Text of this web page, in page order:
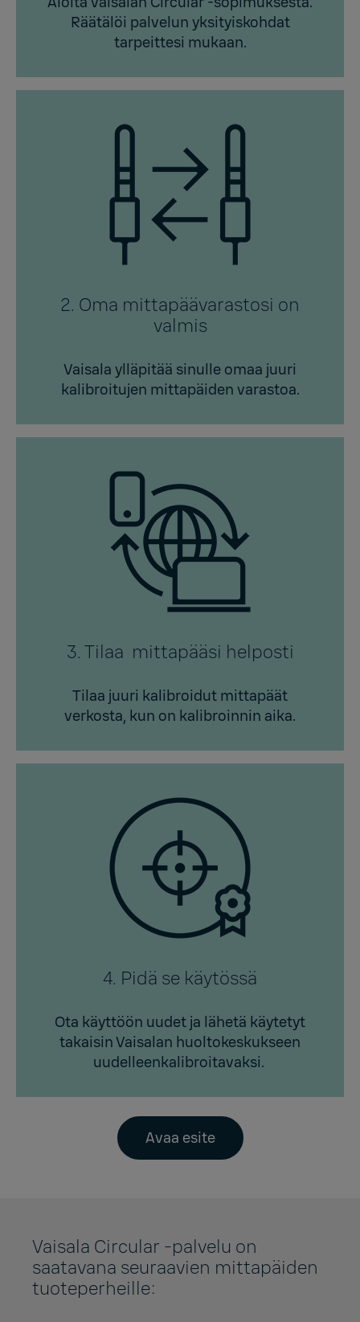
Räätälöi palvelun yksityiskohdat
tarpeittesi mukaan.
2. Oma mittapäävarastosi on
valmis
Vaisala ylläpitää sinulle omaa juuri
kalibroitujen mittapäiden varastoa.
3. Tilaa mittapääsi helposti
Tilaa juuri kalibroidut mittapäät
verkosta, kun on kalibroinnin aika.
4. Pidä se käytössä
Ota käyttöön uudet ja lähetä käytetyt
takaisin Vaisalan huoltokeskukseen
uudelleenkalibroitavaksi.
Avaa esite
Vaisala Circular -palvelu on
saatavana seuraavien mittapäiden
tuoteperheille: